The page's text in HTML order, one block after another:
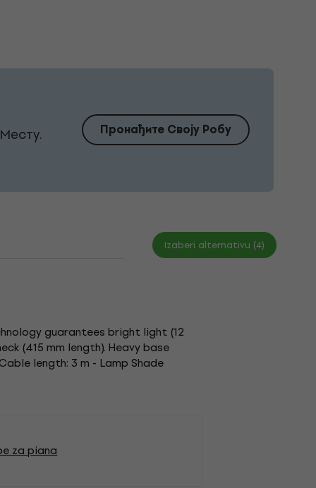
Пронађите Своју Робу
Izaberi alternativu (4)
guarantees bright light (12
(415 mm length). Heavy base
length: 3 m - Lamp Shade
za piana